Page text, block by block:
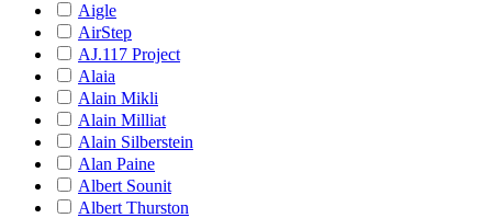
Aigle
AirStep
AJ.117 Project
Alaia
Alain Mikli
Alain Milliat
Alain Silberstein
Alan Paine
Albert Sounit
Albert Thurston